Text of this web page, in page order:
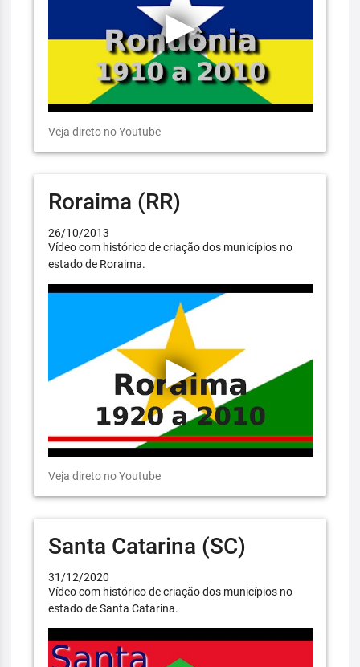
Veja direto no Youtube
Roraima (RR)
26/10/2013
Vídeo com histórico de criação dos municípios no
estado de Roraima.
Veja direto no Youtube
Santa Catarina (SC)
31/12/2020
Vídeo com histórico de criação dos municípios no
estado de Santa Catarina.